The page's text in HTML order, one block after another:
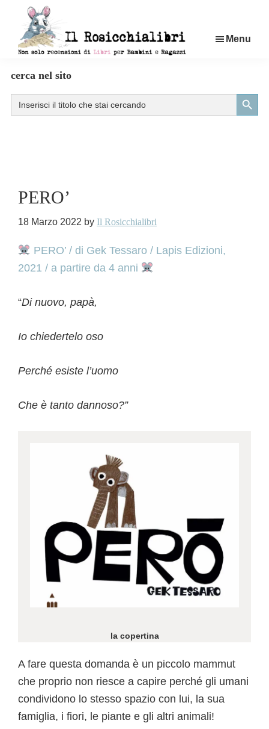
contenuto
di
libri
per
Menu
cerca nel sito
Search
for:
Search Button
PERO’
18 Marzo 2022 by Il Rosicchialibri
PERO’ / di Gek Tessaro / Lapis Edizioni,
2021 / a partire da 4 anni
“Di nuovo, papà,
Io chiedertelo oso
Perché esiste l’uomo
Che è tanto dannoso?”
la copertina
A fare questa domanda è un piccolo mammut
che proprio non riesce a capire perché gli umani
condividono lo stesso spazio con lui, la sua
famiglia, i fiori, le piante e gli altri animali!